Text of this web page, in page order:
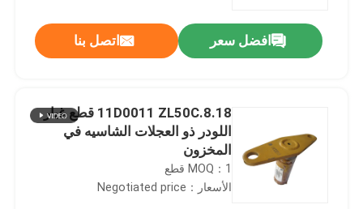
بيت
افضل سعر اتصل بنا
11D0011 ZL50C.8.18 قطع غيار
اللودر ذو العجلات الشاسيه في
المخزون
MOQ：1 قطع
الأسعار：Negotiated price